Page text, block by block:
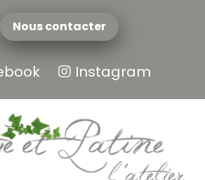
Nous contacter
Instagram